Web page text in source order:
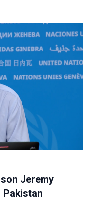
Jeremy
Pakistan